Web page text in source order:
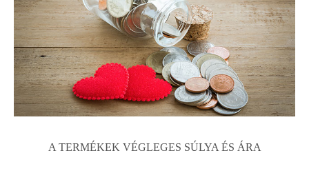
A TERMÉKEK VÉGLEGES SÚLYA ÉS ÁRA